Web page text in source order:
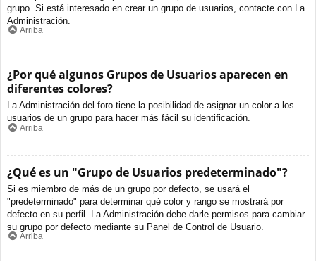
grupo. Si está interesado en crear un grupo de usuarios, contacte con La
Administración.
Arriba
¿Por qué algunos Grupos de Usuarios aparecen en
diferentes colores?
La Administración del foro tiene la posibilidad de asignar un color a los
usuarios de un grupo para hacer más fácil su identificación.
Arriba
¿Qué es un "Grupo de Usuarios predeterminado"?
Si es miembro de más de un grupo por defecto, se usará el
"predeterminado" para determinar qué color y rango se mostrará por
defecto en su perfil. La Administración debe darle permisos para cambiar
su grupo por defecto mediante su Panel de Control de Usuario.
Arriba